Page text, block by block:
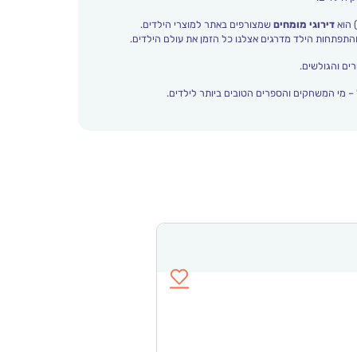
הוא דירוגי מומחיםשמצורפים באתר למוצרי הילדים.
והגולשים.
מי המשחקים והספרים הטובים ביותר לילדים.